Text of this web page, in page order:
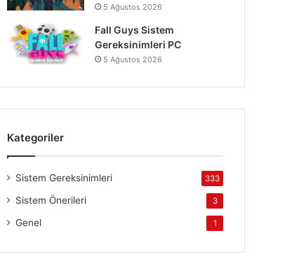
5 Ağustos 2026
Fall Guys Sistem
Gereksinimleri PC
5 Ağustos 2026
Kategoriler
Sistem Gereksinimleri 333
Sistem Önerileri 3
Genel 1